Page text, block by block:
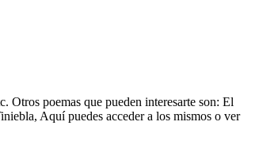
Otros poemas que pueden interesarte son: El
Aquí puedes acceder a los mismos o ver